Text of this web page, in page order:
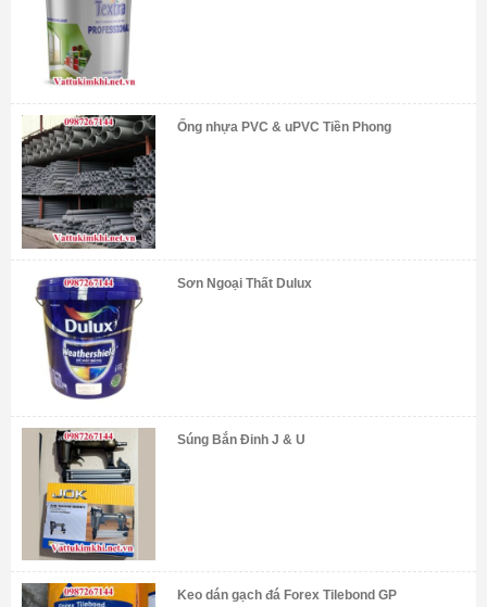
Ống nhựa PVC & uPVC Tiền Phong
Sơn Ngoại Thất Dulux
Súng Bắn Đinh J & U
Keo dán gạch đá Forex Tilebond GP